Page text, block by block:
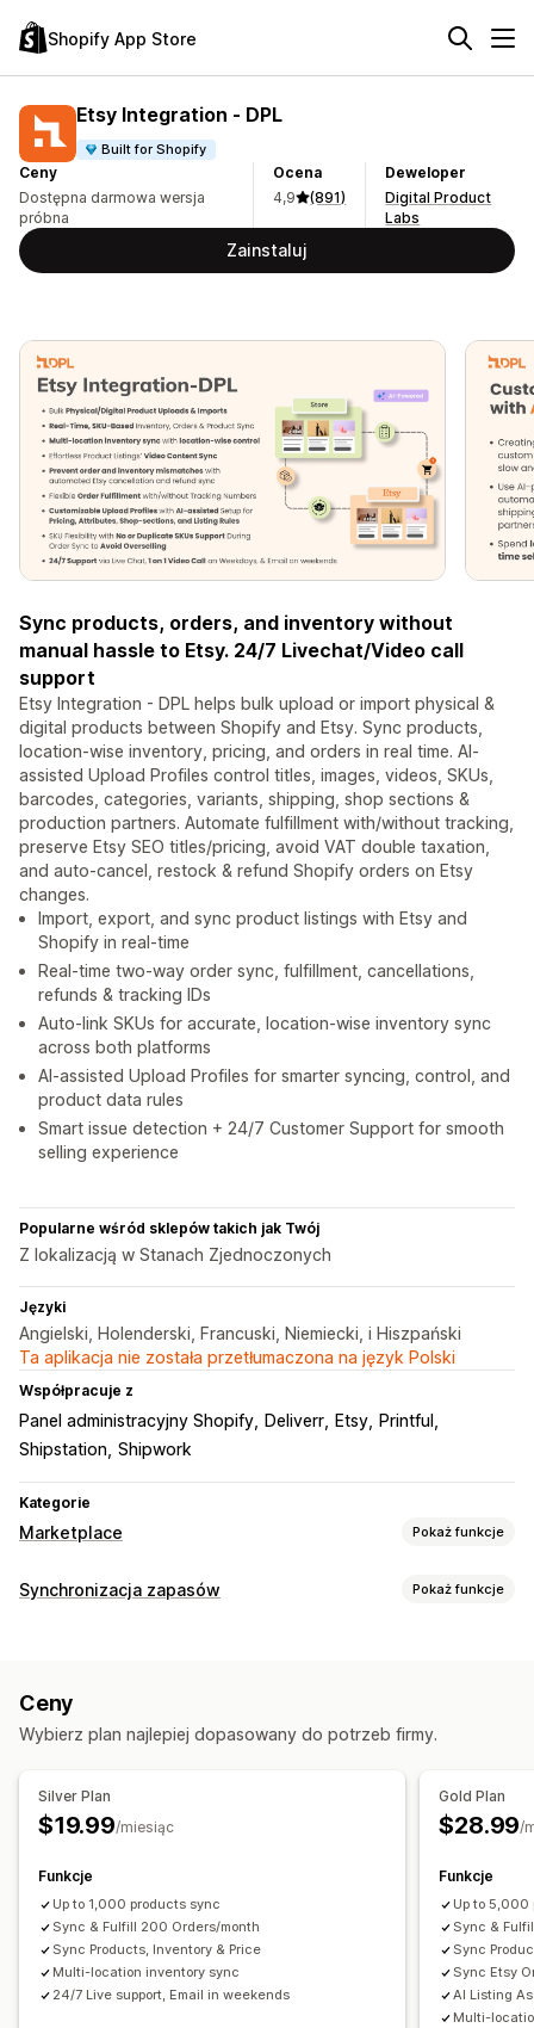
Shopify App Store
Etsy Integration ‑ DPL
Built for Shopify
Ceny
Dostępna darmowa wersja
próbna
Ocena
4,9
(891)
Deweloper
Digital Product
Labs
Zainstaluj
Sync products, orders, and inventory without
manual hassle to Etsy. 24/7 Livechat/Video call
support
Etsy Integration - DPL helps bulk upload or import physical &
digital products between Shopify and Etsy. Sync products,
location-wise inventory, pricing, and orders in real time. AI-
assisted Upload Profiles control titles, images, videos, SKUs,
barcodes, categories, variants, shipping, shop sections &
production partners. Automate fulfillment with/without tracking,
preserve Etsy SEO titles/pricing, avoid VAT double taxation,
and auto-cancel, restock & refund Shopify orders on Etsy
changes.
Import, export, and sync product listings with Etsy and
Shopify in real-time
Real-time two-way order sync, fulfillment, cancellations,
refunds & tracking IDs
Auto-link SKUs for accurate, location-wise inventory sync
across both platforms
AI-assisted Upload Profiles for smarter syncing, control, and
product data rules
Smart issue detection + 24/7 Customer Support for smooth
selling experience
Popularne wśród sklepów takich jak Twój
Z lokalizacją w Stanach Zjednoczonych
Języki
Angielski, Holenderski, Francuski, Niemiecki, i Hiszpański
Ta aplikacja nie została przetłumaczona na język Polski
Współpracuje z
Panel administracyjny Shopify Deliverr Etsy
Printful
Shipstation Shipwork
Kategorie
Marketplace Pokaż funkcje
Zarządzanie ofertami
Oferty niestandardowe
Zamówienia zbiorcze
Synchronizacja śledzenia
Synchronizacja zapasów Pokaż funkcje
Jednostki SKU
Automatyczna Ręczna Zbiorcza Czas rzeczywisty
Powiadomienia i raporty
Aktualizacje zamówienia
Raporty o błędach
Alerty dotyczące zapasów
Powiadomienia o niskiej dostępności produktu
Import i eksport danych Status w czasie rzeczywistym
Szczegółowe dzienniki
Ceny
Wybierz plan najlepiej dopasowany do potrzeb firmy.
Silver Plan
$19.99/miesiąc
Funkcje
Up to 1,000 products sync
Sync & Fulfill 200 Orders/month
Sync Products, Inventory & Price
Multi-location inventory sync
24/7 Live support, Email in weekends
Gold Plan
$28.99/
Funkcje
Up to 5,000
Sync &
Sync
Sync Etsy
AI Listing
Multi-